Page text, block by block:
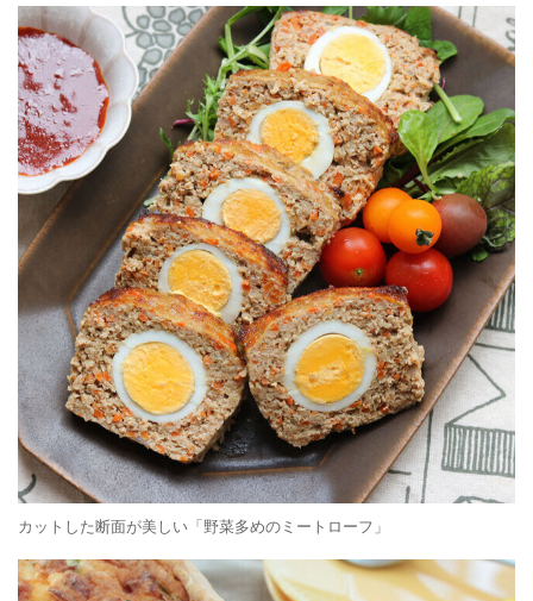
カットした断面が美しい「野菜多めのミートローフ」